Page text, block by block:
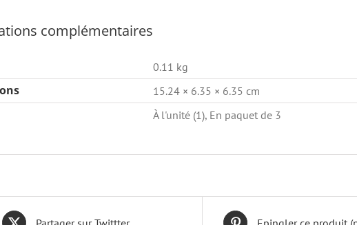
complémentaires
0.11 kg
15.24 × 6.35 × 6.35 cm
À l'unité (1), En paquet de 3